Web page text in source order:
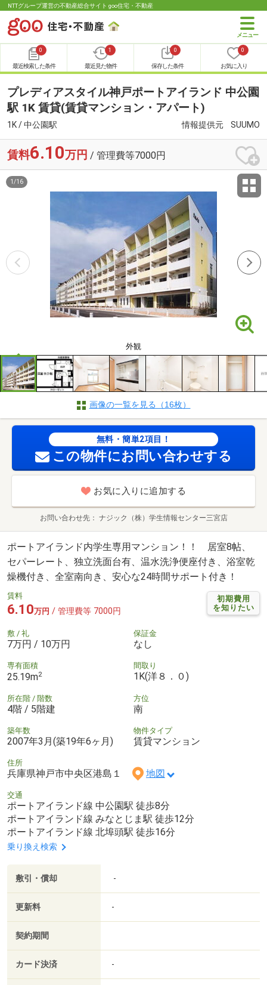
NTTグループ運営の不動産総合サイト goo住宅・不動産
0
最近検索した条件
1
最近見た物件
0
保存した条件
0
お気に入り
プレディアスタイル神戸ポートアイランド 中公園
駅 1K 賃貸(賃貸マンション・アパート)
1K / 中公園駅 情報提供元 SUUMO
賃料6.10万円 / 管理費等7000円
外観
1 /16
画像の一覧を見る（16枚）
無料・簡単2項目！
この物件にお問い合わせする
お気に入りに追加する
お問い合わせ先 ナジック（株）学生情報センター三宮店
ポートアイランド内学生専用マンション！！ 居室8帖、
セパーレート、独立洗面台有、温水洗浄便座付き、浴室乾
燥機付き、全室南向き、安心な24時間サポート付き！
初期費用
を知りたい
賃料
6.10万円 / 管理費等 7000円
敷 / 礼
7万円 / 10万円
保証金
なし
専有面積
25.19m2
間取り
1K(洋８．０)
所在階 / 階数
4階 / 5階建
方位
南
築年数
2007年3月(築19年6ヶ月)
物件タイプ
賃貸マンション
住所
兵庫県神戸市中央区港島１ 地図
交通
ポートアイランド線 中公園駅 徒歩8分
ポートアイランド線 みなとじま駅 徒歩12分
ポートアイランド線 北埠頭駅 徒歩16分
乗り換え検索
敷引・償却 -
更新料 -
契約期間
カード決済 -